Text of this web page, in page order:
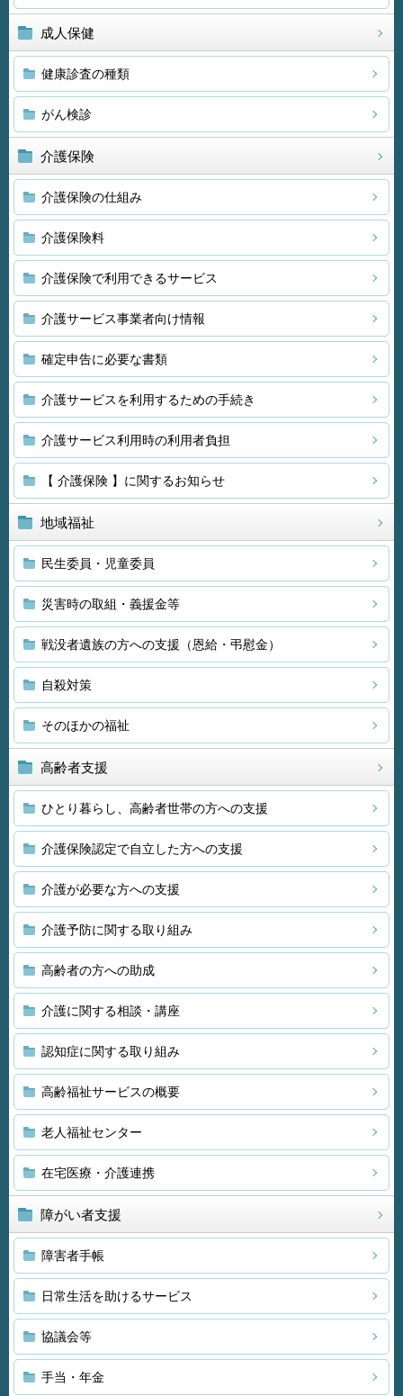
成人保健
健康診査の種類
がん検診
介護保険
介護保険の仕組み
介護保険料
介護保険で利用できるサービス
介護サービス事業者向け情報
確定申告に必要な書類
介護サービスを利用するための手続き
介護サービス利用時の利用者負担
【 介護保険 】に関するお知らせ
地域福祉
民生委員・児童委員
災害時の取組・義援金等
戦没者遺族の方への支援（恩給・弔慰金）
自殺対策
そのほかの福祉
高齢者支援
ひとり暮らし、高齢者世帯の方への支援
介護保険認定で自立した方への支援
介護が必要な方への支援
介護予防に関する取り組み
高齢者の方への助成
介護に関する相談・講座
認知症に関する取り組み
高齢福祉サービスの概要
老人福祉センター
在宅医療・介護連携
障がい者支援
障害者手帳
日常生活を助けるサービス
協議会等
手当・年金